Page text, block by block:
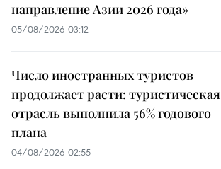
направление Азии 2026 года»
05/08/2026 03:12
Число иностранных туристов
продолжает расти: туристическая
отрасль выполнила 56% годового
плана
04/08/2026 02:55